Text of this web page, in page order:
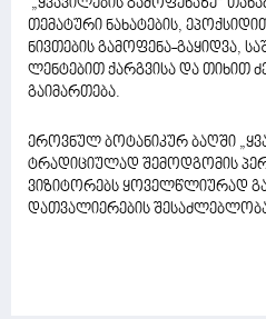
„ყვავილების გამოფენაზე“
თემატური ნახატების,
ნივთების გამოფენა-გაყიდვა,
ლენტებით ქარგვისა და თიხით
გაიმართება.
ეროვნულ ბოტანიკურ ბაღში
ტრადიციულად შემოდგომის
ვიზიტორებს ყოველწლიურად
დათვალიერების